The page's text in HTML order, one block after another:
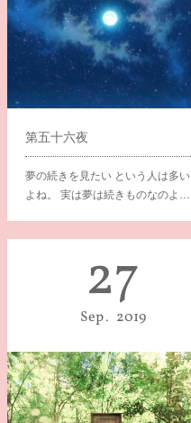
第五十六夜
夢の続きを見たい という人は多い
よね。 実は夢は続きものなのよ…
27
Sep 2019